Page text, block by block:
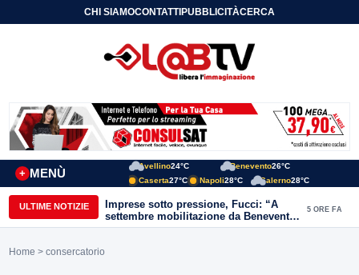
CHI SIAMOCONTATTIPUBBLICITÀCERCA
MENÙ
+
Avellino24°C Benevento26°C
Caserta27°C Napoli28°C Salerno28°C
ULTIME NOTIZIE
Imprese sotto pressione, Fucci: “A
settembre mobilitazione da Benevento
e Avellino”
5 ORE FA
Home > consercatorio